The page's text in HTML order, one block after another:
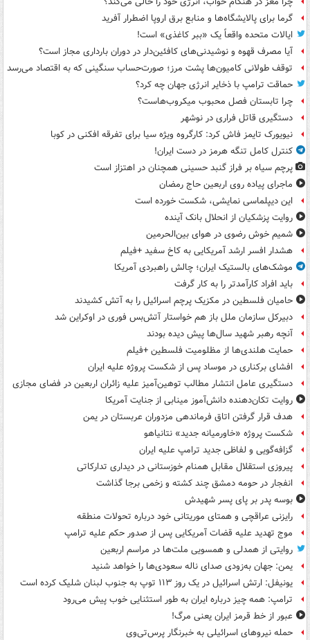
گرما برای پالایشگاه‌ها و منابع برق اروپا اضطرار آفرید
ایالات متحده واقعاً یک «ببر کاغذی» است!
آیا مصرف قهوه و نوشیدنی‌های کافئین‌دار در دوران بارداری مجاز است؟
توقف طولانی کامیون‌ها پشت مرز؛ صورت‌حساب سنگینی که به اقتصاد می‌رسد
حماقت ترامپ با ذخایر انرژی جهان چه کرد؟
چرا تابستان فصل محبوب میکروب‌هاست؟
دستگیری قاتل فراری در نوشهر
نیویورک تایمز فاش کرد: کارگروه ویژه سیا برای تفرقه افکنی در کوبا
کنترل کامل تنگه هرمز در دست ایران!
پرچم سیاه بر فراز گنبد حسینی همچنان در اهتزاز است
ماجرای پیاده روی اربعین حاج رمضان
این دیپلماسی نمایشی، شکست خورده است
روایت پزشکیان از انحلال بانک آینده
شمیم خوش رضوی در هوای بین‌الحرمین
هشدار افسر ارشد آمریکایی به کاخ سفید +فیلم
موشک‌های بالستیک ایران؛ چالش راهبردی آمریکا
باید افراد کارآمدتر را به کار گرفت
حامیان فلسطین در مکزیک پرچم اسرائیل را به آتش کشیدند
دبیرکل سازمان ملل باز هم خواستار آتش‌بس فوری در اوکراین شد
آنچه رهبر شهید سال‌ها پیش دیده بودند
حمایت هلندی‌ها از مظلومیت فلسطین +فیلم
افشای برکناری در موساد پس از شکست پروژه علیه ایران
دستگیری عامل انتشار مطالب توهین‌آمیز علیه زائران اربعین در فضای مجازی
روایت تکان‌دهنده دانش‌آموز مینابی از جنایت آمریکا
هدف قرار گرفتن اتاق‌ فرماندهی مزدوران عربستان در یمن
شکست پروژه «خاورمیانه جدید» نتانیاهو
گزافه‌گویی و لفاظی جدید ترامپ علیه ایران
پیروزی استقلال مقابل همنام خوزستانی در دیداری تدارکاتی
انفجار در حومه دمشق چند کشته و زخمی برجا گذاشت
بوسه‌ پدر بر پای پسر شهیدش
رایزنی عراقچی و همتای موریتانی خود درباره تحولات منطقه
موج تهدید علیه قضات آمریکایی پس از صدور حکم علیه ترامپ
روایتی از همدلی و همسویی ملت‌ها در مراسم اربعین
یمن: جهان به‌زودی صدای ناله سعودی‌ها را خواهد شنید
یونیفل: ارتش اسرائیل در یک روز ۱۱۳ توپ به جنوب لبنان شلیک کرده است
ترامپ: همه چیز درباره ایران به طور استثنایی خوب پیش می‌رود
عبور از خط قرمز ایران یعنی مرگ!
حمله نیروهای اسرائیلی به خبرنگار پرس‌تی‌وی